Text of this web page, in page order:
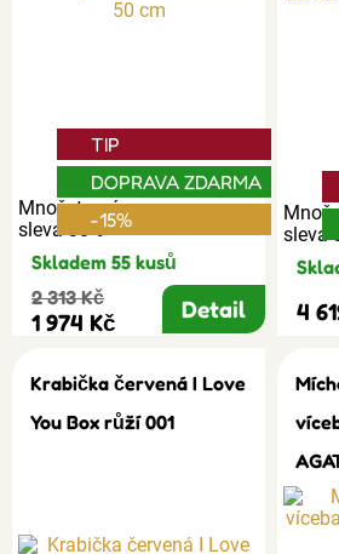
Množstevní
sleva 30%
TIP
DOPRAVA ZDARMA
-15%
Skladem 55 kusů
2 313 Kč
1 974 Kč Detail
sleva
4
Krabička červená I Love
You Box růží 001